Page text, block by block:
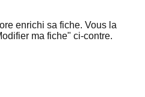
enrichi sa fiche. Vous la
ma fiche" ci-contre.